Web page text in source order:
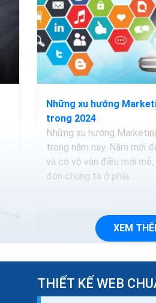
Những xu hướng
trong 2024
Những xu hướng
trong năm nay. Năm mới
và có vô vàn điều mới
đón chúng ta ở phía...
XEM
THIẾT KẾ WEB